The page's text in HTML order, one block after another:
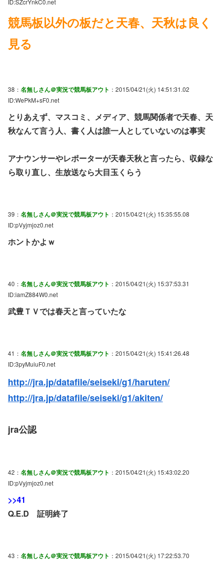
競馬板以外の板だと天春、天秋は良く
見る
38： 名無しさん＠実況で競馬板アウト ：2015/04/21(火) 14:51:31.02
ID:WePkM+sF0.net
とりあえず、マスコミ、メディア、競馬関係者で天春、天
秋なんて言う人、書く人は誰一人としていないのは事実
アナウンサーやレポーターが天春天秋と言ったら、収録な
ら取り直し、生放送なら大目玉くらう
39： 名無しさん＠実況で競馬板アウト ：2015/04/21(火) 15:35:55.08
ID:pVyjmjoz0.net
ホントかよｗ
40： 名無しさん＠実況で競馬板アウト ：2015/04/21(火) 15:37:53.31
ID:iamZ884W0.net
武豊ＴＶでは春天と言っていたな
41： 名無しさん＠実況で競馬板アウト ：2015/04/21(火) 15:41:26.48
ID:3pyMuiuF0.net
http://jra.jp/datafile/seiseki/g1/haruten/
http://jra.jp/datafile/seiseki/g1/akiten/
jra公認
42： 名無しさん＠実況で競馬板アウト ：2015/04/21(火) 15:43:02.20
ID:pVyjmjoz0.net
>>41
Q.E.D 証明終了
43： 名無しさん＠実況で競馬板アウト ：2015/04/21(火) 17:22:53.70